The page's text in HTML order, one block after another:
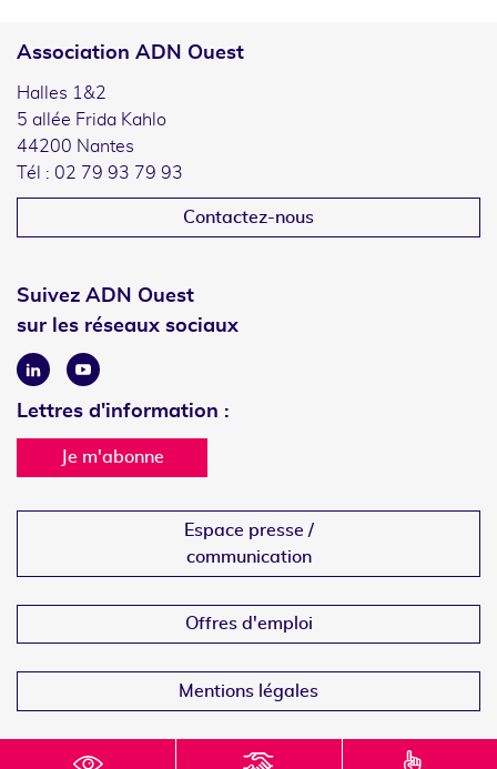
Association ADN Ouest
Halles 1&2
5 allée Frida Kahlo
44200 Nantes
Tél : 02 79 93 79 93
Contactez-nous
Suivez ADN Ouest
sur les réseaux sociaux
LinkedinYoutube
Lettres d'information :
Je m'abonne
Espace presse /
communication
Offres d'emploi
Mentions légales